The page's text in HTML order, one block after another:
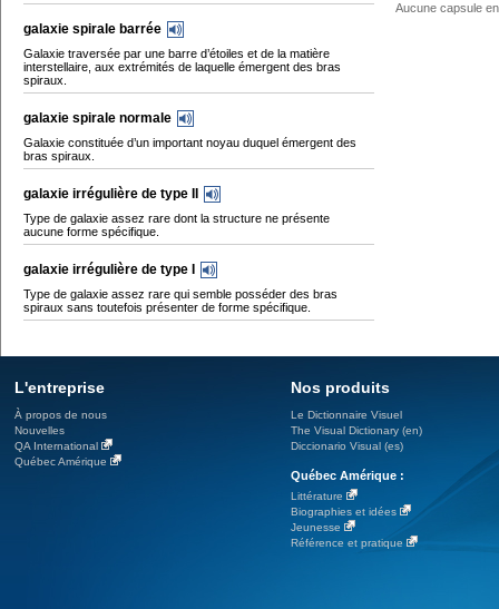
galaxie spirale barrée
Galaxie traversée par une barre d’étoiles et de la matière
interstellaire, aux extrémités de laquelle émergent des bras
spiraux.
galaxie spirale normale
Galaxie constituée d’un important noyau duquel émergent des
bras spiraux.
galaxie irrégulière de type II
Type de galaxie assez rare dont la structure ne présente
aucune forme spécifique.
galaxie irrégulière de type I
Type de galaxie assez rare qui semble posséder des bras
spiraux sans toutefois présenter de forme spécifique.
Aucune capsule
L'entreprise
À propos de nous
Nouvelles
QA International
Québec Amérique
Nos produits
Le Dictionnaire Visuel
The Visual Dictionary (en)
Diccionario Visual (es)
Québec Amérique :
Littérature
Biographies et idées
Jeunesse
Référence et pratique